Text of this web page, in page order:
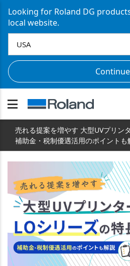
Looking for Roland DG
local website.
Continue
売れる提案を増やす 大型UVプリン
補助金・税制優遇活用のポイントも